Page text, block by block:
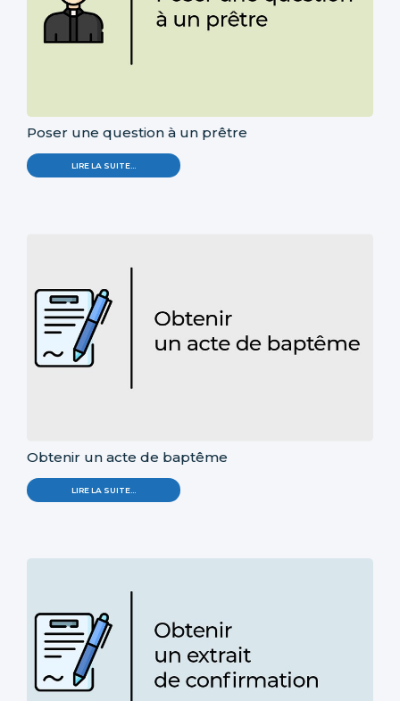
Poser une question à un prêtre
LIRE LA SUITE…
Obtenir un acte de baptême
LIRE LA SUITE…